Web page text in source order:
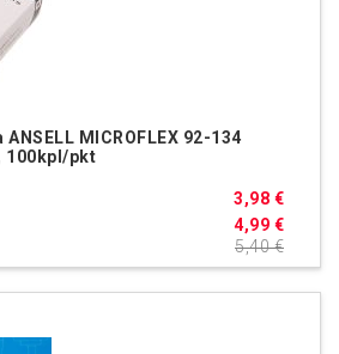
MICROFLEX 92-134
100kpl/pkt
4,99 €
3,98 €
5,40 €